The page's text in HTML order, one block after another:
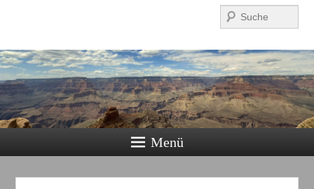
Menü